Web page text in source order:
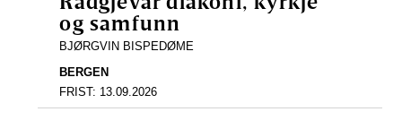
og samfunn
BJØRGVIN BISPEDØME
BERGEN
FRIST: 13.09.2026